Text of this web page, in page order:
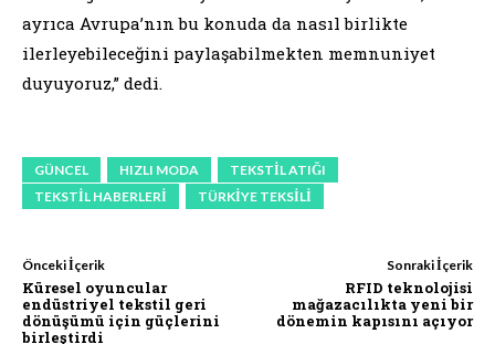
ayrıca Avrupa’nın bu konuda da nasıl birlikte
ilerleyebileceğini paylaşabilmekten memnuniyet
duyuyoruz,” dedi.
GÜNCEL HIZLI MODA
TEKSTIL ATIĞI
TEKSTIL HABERLERI
TÜRKIYE TEKSILI
Önceki İçerik
Küresel oyuncular
endüstriyel tekstil geri
dönüşümü için güçlerini
birleştirdi
Sonraki İçerik
RFID teknolojisi
mağazacılıkta yeni bir
dönemin kapısını açıyor